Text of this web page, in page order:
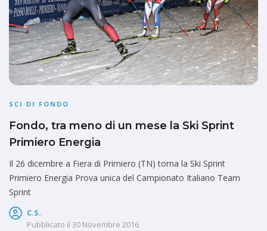
SCI DI FONDO
Fondo, tra meno di un mese la Ski Sprint
Primiero Energia
Il 26 dicembre a Fiera di Primiero (TN) torna la Ski Sprint
Primiero Energia Prova unica del Campionato Italiano Team
Sprint
C.S.
Pubblicato il 30 Novembre 2016